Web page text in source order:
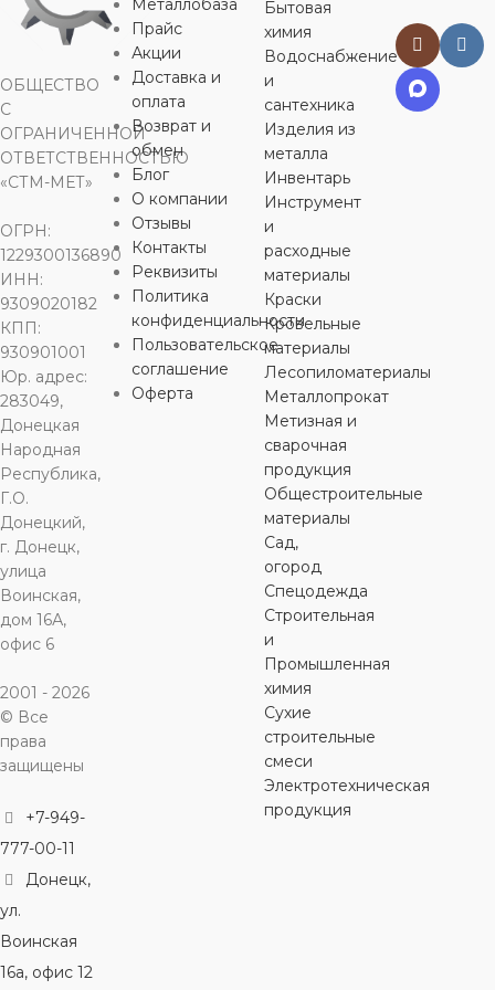
МАТЕРИАЛ
пластик
НОМИНАЛЬНОЕ
НАПРЯЖЕНИЕ
32 А
пластик
СТЕПЕНЬ
ЗАЩИТЫ
IP54
НАПРЯЖЕНИЕ
220 В
пластик
ОБЩЕСТВО
С
ОГРАНИЧЕННОЙ
ОТВЕТСТВЕННОСТЬЮ
«СТМ-МЕТ»
ОГРН:
1229300136890
ИНН:
9309020182
КПП:
930901001
Юр. адрес:
283049,
Донецкая
Народная
Республика,
Г.О.
Донецкий,
г. Донецк,
улица
Воинская,
дом 16А,
офис 6
2001 - 2026
© Все
права
защищены
+7-949-
777-00-11
Донецк,
ул.
Воинская
16а, офис 12
Металлобаза
Прайс
Акции
Доставка и
оплата
Возврат и
обмен
Блог
О компании
Отзывы
Контакты
Реквизиты
Политика
конфиденциальности
Пользовательское
соглашение
Оферта
Бытовая
химия
Водоснабжение
и
сантехника
Изделия из
металла
Инвентарь
Инструмент
и
расходные
материалы
Краски
Кровельные
материалы
Лесопиломатериалы
Металлопрокат
Метизная и
сварочная
продукция
Общестроительные
материалы
Сад,
огород
Спецодежда
Строительная
и
Промышленная
химия
Сухие
строительные
смеси
Электротехническая
продукция